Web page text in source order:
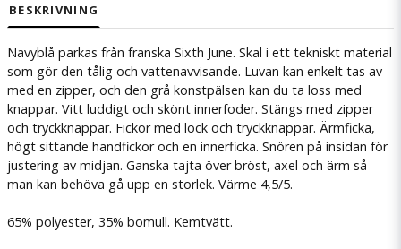
BESKRIVNING
Navyblå parkas från franska Sixth June. Skal i ett tekniskt material
som gör den tålig och vattenavvisande. Luvan kan enkelt tas av
med en zipper, och den grå konstpälsen kan du ta loss med
knappar. Vitt luddigt och skönt innerfoder. Stängs med zipper
och tryckknappar. Fickor med lock och tryckknappar. Ärmficka,
högt sittande handfickor och en innerficka. Snören på insidan för
justering av midjan. Ganska tajta över bröst, axel och ärm så
man kan behöva gå upp en storlek. Värme 4,5/5.
65% polyester, 35% bomull. Kemtvätt.